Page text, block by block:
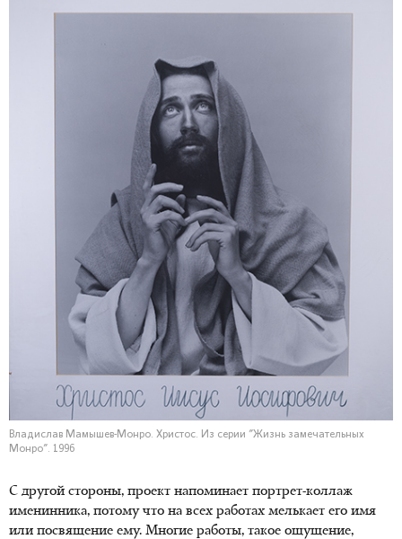
Владислав Мамышев-Монро. Христос. Из серии "Жизнь замечательных
Монро". 1996
С другой стороны, проект напоминает портрет-коллаж
именинника, потому что на всех работах мелькает его имя
или посвящение ему. Многие работы, такое ощущение,